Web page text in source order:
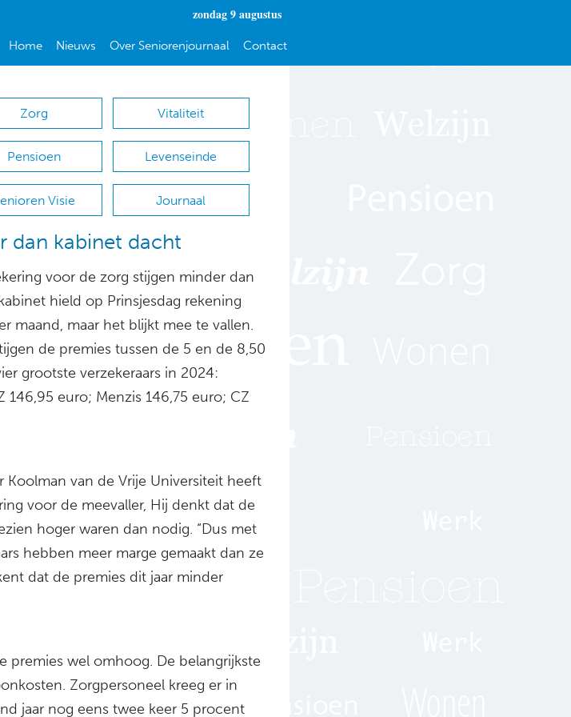
zondag 9 augustus
Home Nieuws Over Seniorenjournaal Contact
Zorg Vitaliteit
Pensioen Levenseinde
Visie Journaal
dan kabinet dacht
voor de zorg stijgen minder dan
hield op Prinsjesdag rekening
maand, maar het blijkt mee te vallen.
de premies tussen de 5 en de 8,50
grootste verzekeraars in 2024:
146,95 euro; Menzis 146,75 euro; CZ
van de Vrije Universiteit heeft
voor de meevaller, Hij denkt dat de
hoger waren dan nodig. “Dus met
hebben meer marge gemaakt dan ze
dat de premies dit jaar minder
premies wel omhoog. De belangrijkste
Zorgpersoneel kreeg er in
jaar nog eens twee keer 5 procent